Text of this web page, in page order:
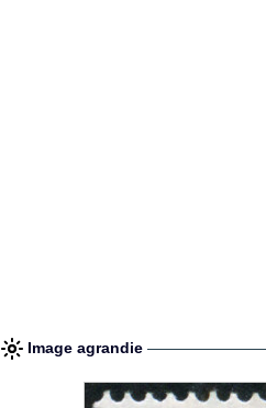
Image agrandie